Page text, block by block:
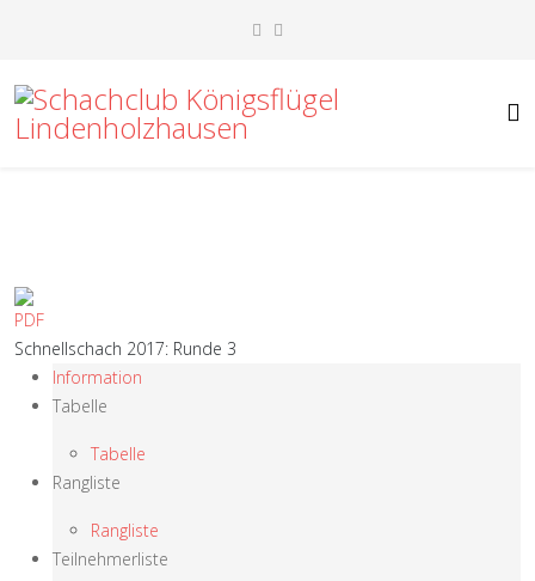
Schnellschach 2017: Runde 3
Information
Tabelle
Tabelle
Rangliste
Rangliste
Teilnehmerliste